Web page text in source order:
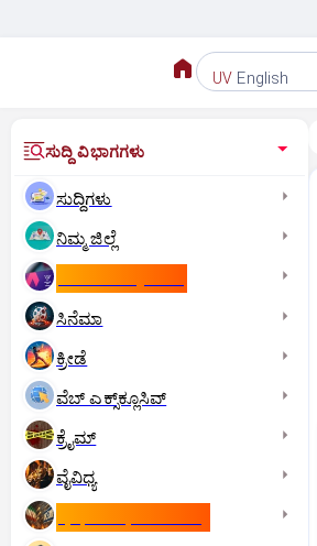
UV English
ಸುದ್ದಿ ವಿಭಾಗಗಳು
ಸುದ್ದಿಗಳು
ನಿಮ್ಮ ಜಿಲ್ಲೆ
ಸಿನೆಮಾ
ಕ್ರೀಡೆ
ವೆಬ್ ಎಕ್ಸ್‌ಕ್ಲೂಸಿವ್
ಕ್ರೈಮ್
ವೈವಿಧ್ಯ